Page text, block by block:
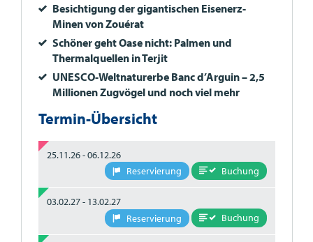
Besichtigung der gigantischen Eisenerz-
Minen von Zouérat
Schöner geht Oase nicht: Palmen und
Thermalquellen in Terjit
UNESCO-Weltnaturerbe Banc d’Arguin – 2,5
Millionen Zugvögel und noch viel mehr
Termin-Übersicht
25.11.26 - 06.12.26
Reservierung
Buchung
03.02.27 - 13.02.27
Reservierung
Buchung